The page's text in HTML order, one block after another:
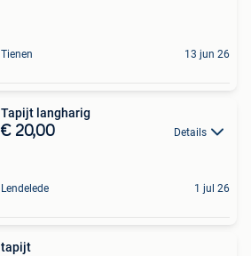
Tienen 13 jun 26
Tapijt langharig
€ 20,00 Details
Lendelede 1 jul 26
tapijt